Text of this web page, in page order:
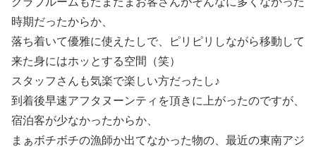
時期だったからか、
落ち着いて優雅に使えたしで、ピリピリしながら移動して
来た身にはホッとする空間（笑）
スタッフさんも気楽で楽しい方だったし♪
到着後早速アフタヌーンティを頂きに上がったのですが、
宿泊客が少なかったからか、
まぁボチボチの漁師か出てなかった物の、最近の東南アジ